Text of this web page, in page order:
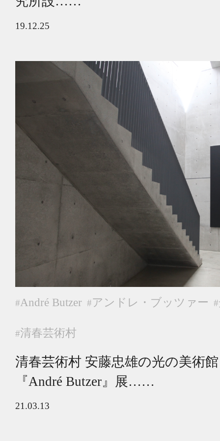
19.12.25
#André Butzer #アンドレ・ブッツァー #
#清春芸術村
清春芸術村 安藤忠雄の光の美術館
『André Butzer』展……
21.03.13